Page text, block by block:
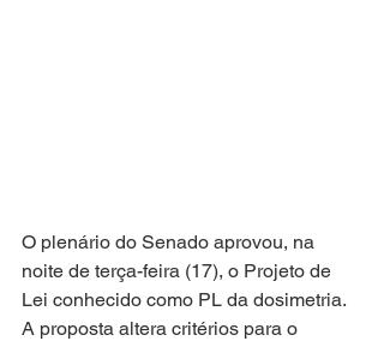
O plenário do Senado aprovou, na
noite de terça-feira (17), o Projeto de
Lei conhecido como PL da dosimetria.
A proposta altera critérios para o